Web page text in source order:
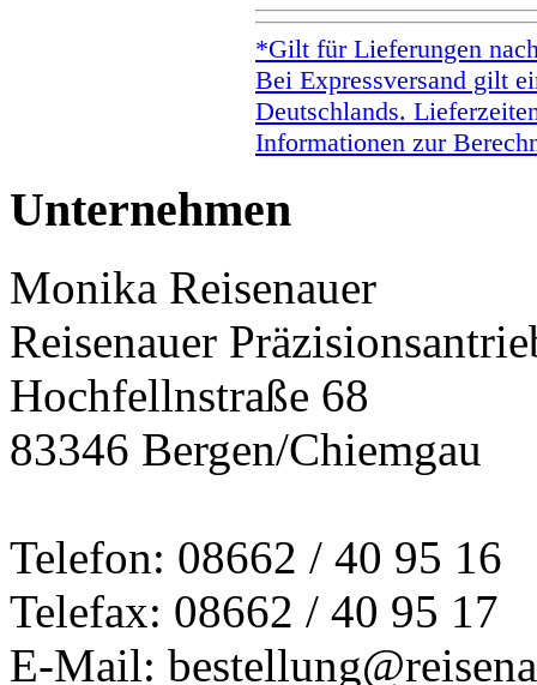
*Gilt für Lieferungen
Bei Expressversand gilt
Deutschlands.
Informationen zur
Unternehmen
Monika Reisenauer
Reisenauer
Hochfellnstraße 68
83346 Bergen/Chiemgau
Telefon: 08662 / 40 95 16
Telefax: 08662 / 40 95 17
E-Mail: